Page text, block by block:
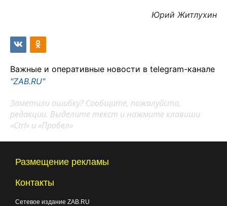
Юрий Житлухин
Важные и оперативные новости в telegram-канале
"ZAB.RU"
Заметили ошибку? Сообщите, пожалуйста,
редакции. Выделите текст и нажмите клавиши
«Ctrl» и «Пробел»
Размещение рекламы
Контакты
Сетевое издание ZAB.RU